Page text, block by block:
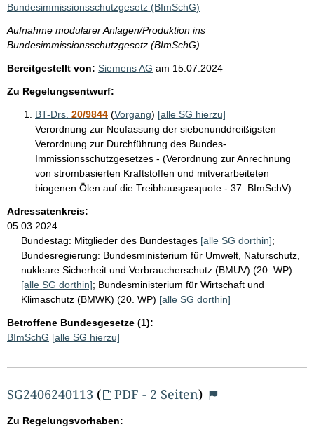
Bundesimmissionsschutzgesetz (BImSchG)
Aufnahme modularer Anlagen/Produktion ins
Bundesimmissionsschutzgesetz (BImSchG)
Bereitgestellt von: Siemens AG am 15.07.2024
Zu Regelungsentwurf:
BT-Drs. 20/9844 (Vorgang) [alle SG hierzu]
Verordnung zur Neufassung der siebenunddreißigsten
Verordnung zur Durchführung des Bundes-
Immissionsschutzgesetzes - (Verordnung zur Anrechnung
von strombasierten Kraftstoffen und mitverarbeiteten
biogenen Ölen auf die Treibhausgasquote - 37. BImSchV)
Adressatenkreis:
05.03.2024
Bundestag: Mitglieder des Bundestages [alle SG dorthin];
Bundesregierung: Bundesministerium für Umwelt, Naturschutz,
nukleare Sicherheit und Verbraucherschutz (BMUV) (20. WP)
[alle SG dorthin]; Bundesministerium für Wirtschaft und
Klimaschutz (BMWK) (20. WP) [alle SG dorthin]
Betroffene Bundesgesetze (1):
BImSchG [alle SG hierzu]
SG2406240113 ( PDF - 2 Seiten)
Zu Regelungsvorhaben: